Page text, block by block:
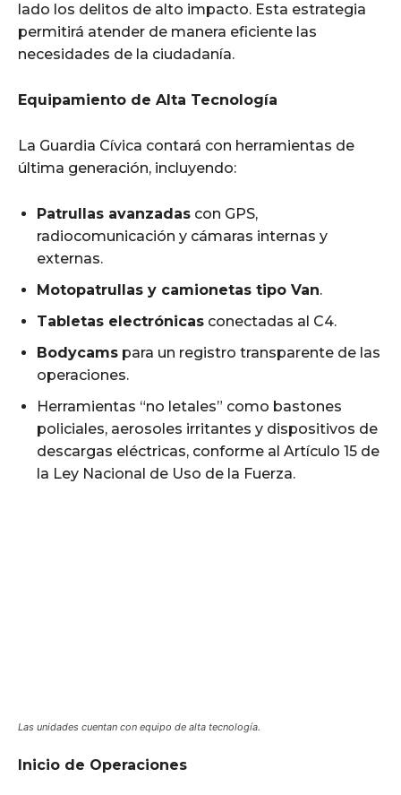
lado los delitos de alto impacto. Esta estrategia
permitirá atender de manera eficiente las
necesidades de la ciudadanía.
Equipamiento de Alta Tecnología
La Guardia Cívica contará con herramientas de
última generación, incluyendo:
Patrullas avanzadas con GPS,
radiocomunicación y cámaras internas y
externas.
Motopatrullas y camionetas tipo Van.
Tabletas electrónicas conectadas al C4.
Bodycams para un registro transparente de las
operaciones.
Herramientas “no letales” como bastones
policiales, aerosoles irritantes y dispositivos de
descargas eléctricas, conforme al Artículo 15 de
la Ley Nacional de Uso de la Fuerza.
Las unidades cuentan con equipo de alta tecnología.
Inicio de Operaciones